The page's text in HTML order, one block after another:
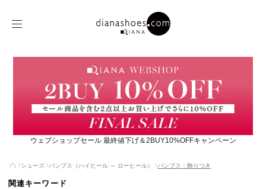
ウェブショップセール 最終値下げ＆2BUY10%OFFキャンペーン
シューズ パンプス（ハイヒール ～ ローヒール） パンプス：飾りつき
関連キーワード